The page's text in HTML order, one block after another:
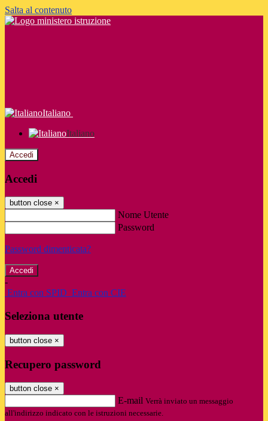
Salta al contenuto
Italiano
Italiano
Accedi
Accedi
button close ×
Nome Utente
Password
Password dimenticata?
-
Entra con SPID Entra con CIE
Seleziona utente
button close ×
Recupero password
button close ×
E-mail Verrà inviato un messaggio
all'indirizzo indicato con le istruzioni necessarie.